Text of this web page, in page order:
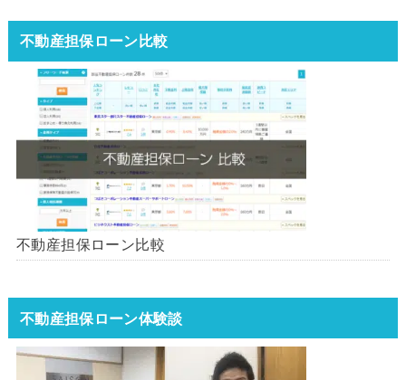
不動産担保ローン比較
不動産担保ローン比較
不動産担保ローン体験談